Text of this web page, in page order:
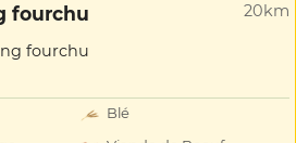
fourchu 20km
fourchu
Blé